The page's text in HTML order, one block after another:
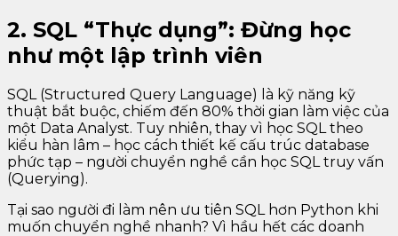
2. SQL “Thực dụng”: Đừng học
như một lập trình viên
SQL (Structured Query Language) là kỹ năng kỹ
thuật bắt buộc, chiếm đến 80% thời gian làm việc của
một Data Analyst. Tuy nhiên, thay vì học SQL theo
kiểu hàn lâm – học cách thiết kế cấu trúc database
phức tạp – người chuyển nghề cần học SQL truy vấn
(Querying).
Tại sao người đi làm nên ưu tiên SQL hơn Python khi
muốn chuyển nghề nhanh? Vì hầu hết các doanh